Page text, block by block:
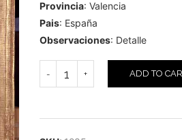
Provincia: Valencia
Pais: España
Observaciones: Detalle
ADD TO